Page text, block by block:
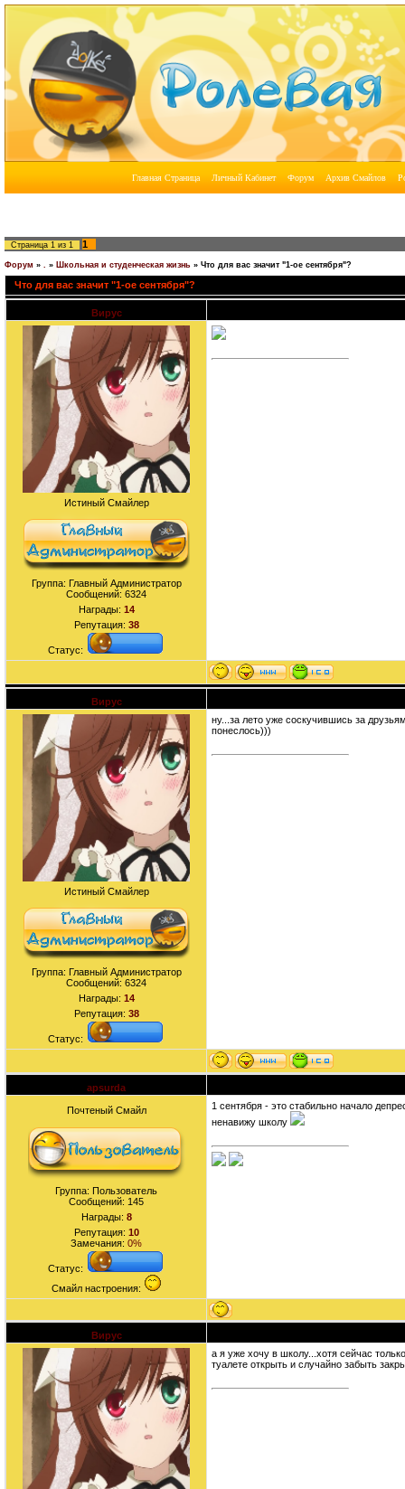
Страница 1 из 1 1
Форум » » Школьная и студенческая жизнь » Что для вас значит "1-ое сентября"?
Что для вас значит "1-ое сентября"?
Вирус
Истиный Смайлер
Группа: Главный Администратор
Сообщений: 6324
Награды: 14
Репутация: 38
Статус:
Вирус
Истиный Смайлер
Группа: Главный Администратор
Сообщений: 6324
Награды: 14
Репутация: 38
Статус:
ну...за лето уже соскучившись за
понеслось)))
apsurda
Почтеный Смайл
Группа: Пользователь
Сообщений: 145
Награды: 8
Репутация: 10
Замечания: 0%
Статус:
Смайл настроения:
1 сентября - это стабильно начало
ненавижу школу
Вирус
а я уже хочу в школу...хотя сейчас
туалете открыть и случайно забыть